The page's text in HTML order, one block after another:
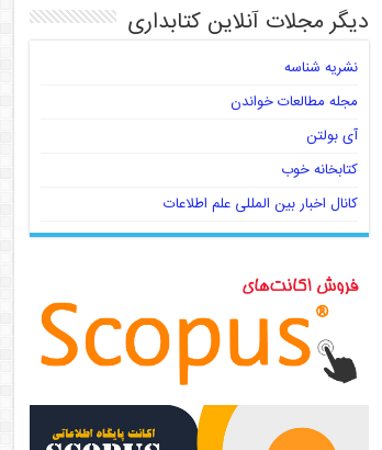
دیگر مجلات آنلاین کتابداری
نشریه شناسه
مجله مطالعات خواندن
آی بولتن
کتابخانه خوب
کانال اخبار بین المللی علم اطلاعات